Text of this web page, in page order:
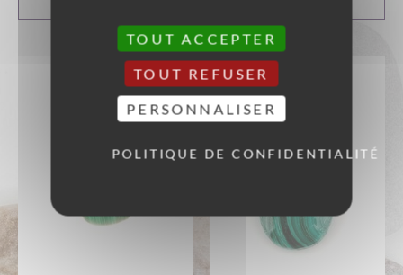
TOUT ACCEPTER
TOUT REFUSER
PERSONNALISER
POLITIQUE DE CONFIDENTIALITÉ